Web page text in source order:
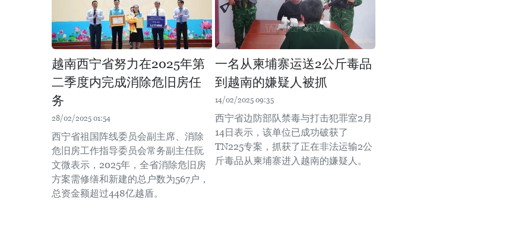
越南西宁省努力在2025年第
二季度内完成消除危旧房任
务
28/02/2025 01:54
西宁省祖国阵线委员会副主席、消除
危旧房工作指导委员会常务副主任阮
文微表示，2025年，全省消除危旧房
方案需修缮和新建的总户数为567户，
总资金额超过448亿越盾。
一名从柬埔寨运送2公斤毒品
到越南的嫌疑人被抓
14/02/2025 09:35
西宁省边防部队禁毒与打击犯罪室2月
14日表示，该单位已成功破获了
TN225专案，抓获了正在非法运输2公
斤毒品从柬埔寨进入越南的嫌疑人。